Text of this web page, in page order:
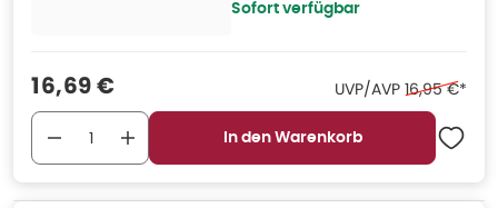
Sofort verfügbar
Verkaufspreis
16,69 € UVP/AVP Ehemaliger
16,95 €*
In den Warenkorb